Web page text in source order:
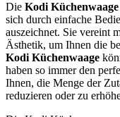
Die Kodi Küchenwaage
sich durch einfache
auszeichnet. Sie vereint
Ästhetik, um Ihnen die
Kodi Küchenwaage
haben so immer den
Ihnen, die Menge der
reduzieren oder zu